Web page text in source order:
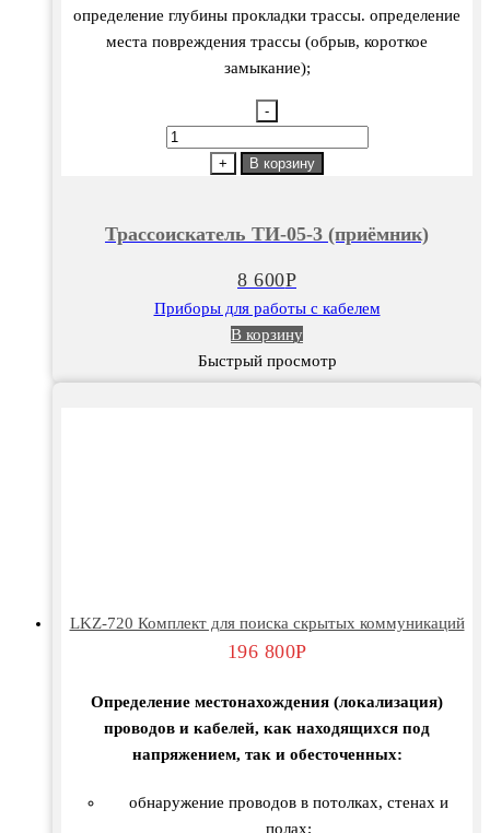
определение глубины прокладки трассы. определение
места повреждения трассы (обрыв, короткое
замыкание);
-
Количество
3
+ В корзину
Трассоискатель ТИ-05-3 (приёмник)
8 600Р
Приборы для работы с кабелем
В корзину
Быстрый просмотр
LKZ-720 Комплект для поиска скрытых коммуникаций
196 800Р
Определение местонахождения (локализация)
проводов и кабелей, как находящихся под
напряжением, так и обесточенных:
обнаружение проводов в потолках, стенах и
полах;